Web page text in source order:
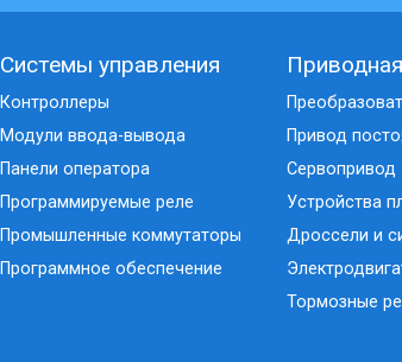
Системы управления
Контроллеры
Модули ввода-вывода
Панели оператора
Программируемые реле
Промышленные коммутаторы
Программное обеспечение
Привод
Сервопривод
Устройства
Дроссели и
Тормозные